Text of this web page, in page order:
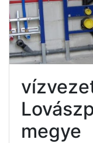
megye